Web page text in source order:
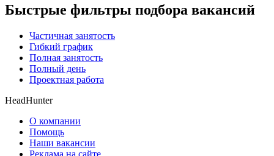
Быстрые фильтры подбора вакансий
Частичная занятость
Гибкий график
Полная занятость
Полный день
Проектная работа
HeadHunter
О компании
Помощь
Наши вакансии
Реклама на сайте